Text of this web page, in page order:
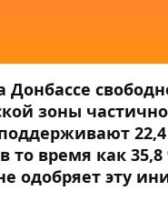
Донбассе
зоны
22,4
то время как 35,8
одобряет эту